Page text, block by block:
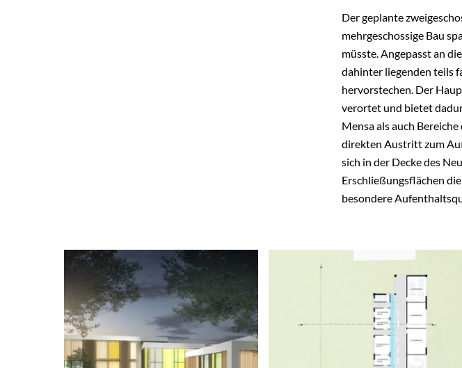
Der geplante
mehrgeschossige Bau
müsste. Angepasst an
dahinter liegenden teils
hervorstechen. Der
verortet und bietet
Mensa als auch
direkten Austritt zum
sich in der Decke des
Erschließungsflächen
besondere